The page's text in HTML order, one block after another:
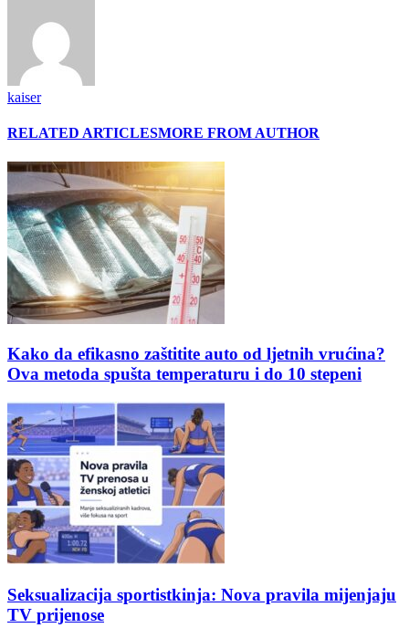
kaiser
RELATED ARTICLESMORE FROM AUTHOR
Kako da efikasno zaštitite auto od ljetnih vrućina?
Ova metoda spušta temperaturu i do 10 stepeni
Seksualizacija sportistkinja: Nova pravila mijenjaju
TV prijenose